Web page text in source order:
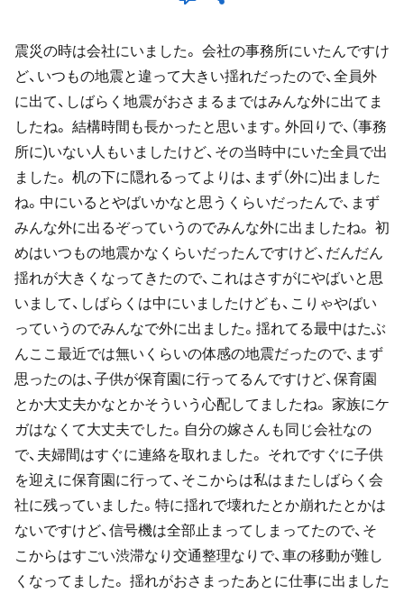
震災の時は会社にいました。 会社の事務所にいたんですけ
ど、いつもの地震と違って大きい揺れだったので、全員外
に出て、しばらく地震がおさまるまではみんな外に出てま
したね。 結構時間も長かったと思います。外回りで、（事務
所に)いない人もいましたけど、その当時中にいた全員で出
ました。 机の下に隠れるってよりは、まず（外に)出ました
ね。中にいるとやばいかなと思うくらいだったんで、まず
みんな外に出るぞっていうのでみんな外に出ましたね。 初
めはいつもの地震かなくらいだったんですけど、だんだん
揺れが大きくなってきたので、これはさすがにやばいと思
いまして、しばらくは中にいましたけども、こりゃやばい
っていうのでみんなで外に出ました。揺れてる最中はたぶ
んここ最近では無いくらいの体感の地震だったので、まず
思ったのは、子供が保育園に行ってるんですけど、保育園
とか大丈夫かなとかそういう心配してましたね。 家族にケ
ガはなくて大丈夫でした。自分の嫁さんも同じ会社なの
で、夫婦間はすぐに連絡を取れました。 それですぐに子供
を迎えに保育園に行って、そこからは私はまたしばらく会
社に残っていました。特に揺れで壊れたとか崩れたとかは
ないですけど、信号機は全部止まってしまってたので、そ
こからはすごい渋滞なり交通整理なりで、車の移動が難し
くなってました。 揺れがおさまったあとに仕事に出ました